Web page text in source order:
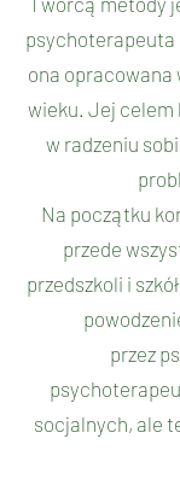
psychoterapeuta
ona opracowana
wieku. Jej celem
w radzeniu
Na początku
przede
przedszkoli i
przez
socjalnych, ale